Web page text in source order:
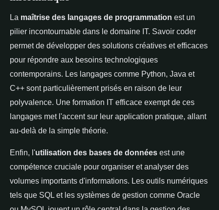
La maîtrise des langages de programmation est un
pilier incontournable dans le domaine IT. Savoir coder
permet de développer des solutions créatives et efficaces
pour répondre aux besoins technologiques
contemporains. Les langages comme Python, Java et
C++ sont particulièrement prisés en raison de leur
polyvalence. Une formation IT efficace exempt de ces
langages met l'accent sur leur application pratique, allant
au-delà de la simple théorie.
Enfin, l'utilisation des bases de données est une
compétence cruciale pour organiser et analyser des
volumes importants d'informations. Les outils numériques
tels que SQL et les systèmes de gestion comme Oracle